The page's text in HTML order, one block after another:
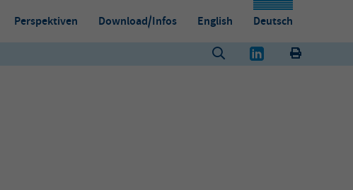
Perspektiven Download/Infos English Deutsch